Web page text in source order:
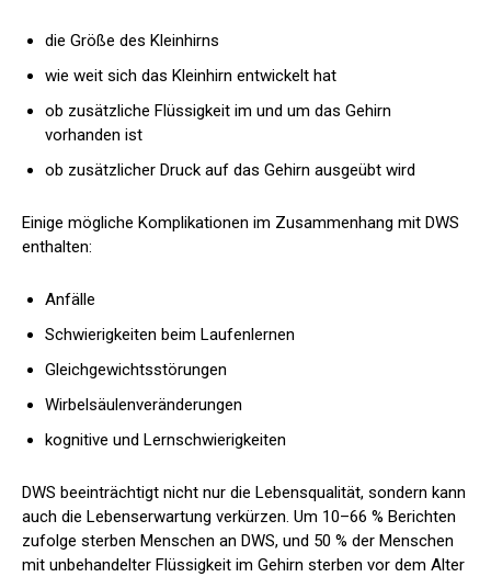
die Größe des Kleinhirns
wie weit sich das Kleinhirn entwickelt hat
ob zusätzliche Flüssigkeit im und um das Gehirn
vorhanden ist
ob zusätzlicher Druck auf das Gehirn ausgeübt wird
Einige mögliche Komplikationen im Zusammenhang mit DWS
enthalten:
Anfälle
Schwierigkeiten beim Laufenlernen
Gleichgewichtsstörungen
Wirbelsäulenveränderungen
kognitive und Lernschwierigkeiten
DWS beeinträchtigt nicht nur die Lebensqualität, sondern kann
auch die Lebenserwartung verkürzen. Um 10–66 % Berichten
zufolge sterben Menschen an DWS, und 50 % der Menschen
mit unbehandelter Flüssigkeit im Gehirn sterben vor dem Alter